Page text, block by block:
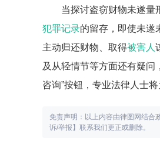
当探讨盗窃财物未遂量
犯罪记录的留存，即使未遂
主动归还财物、取得被害人
及从轻情节等方面还有疑问
咨询”按钮，专业法律人士将
免责声明：以上内容由律图网结合
诉/举报】联系我们更正或删除。